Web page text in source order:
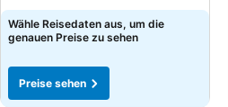
Wähle Reisedaten aus, um die
genauen Preise zu sehen
Preise sehen